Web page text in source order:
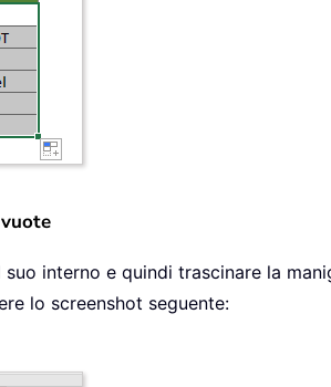
interno e quindi trascinare la
lo screenshot seguente: